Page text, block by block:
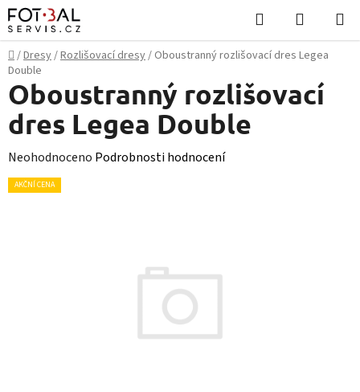
Přejít
na
obsah
Hledat
KOŠÍK
Domů
/Dresy/Rozlišovací dresy/ Oboustranný rozlišovací dres Legea
Double
Oboustranný rozlišovací
dres Legea Double
Průměrné
hodnocení
Neohodnoceno Podrobnosti hodnocení
AKČNÍ CENA